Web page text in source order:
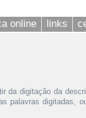
online links
da digitação da
palavras digitadas,